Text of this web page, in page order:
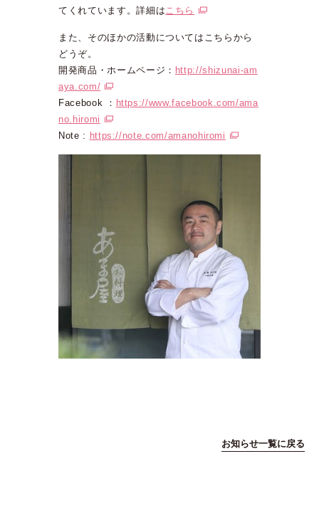
てくれています。詳細はこちら
また、そのほかの活動についてはこちらから
どうぞ。
開発商品・ホームページ： http://shizunai-am
aya.com/
Facebook ： https://www.facebook.com/ama
no.hiromi
Note : https://note.com/amanohiromi
お知らせ一覧に戻る